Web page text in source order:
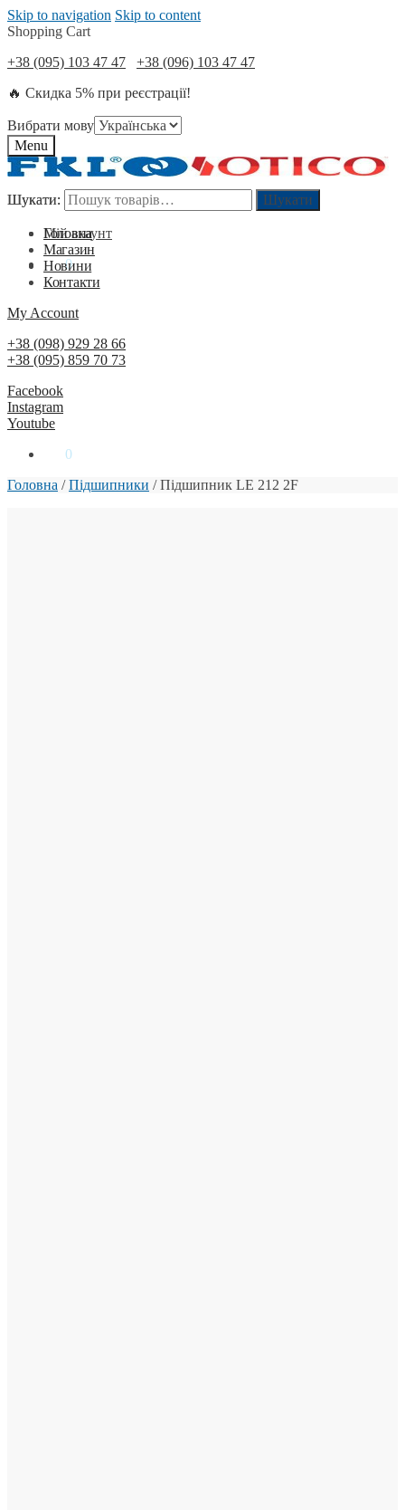
Skip to navigation Skip to content
Shopping Cart
+38 (095) 103 47 47
+38 (096) 103 47 47
🔥 Скидка 5% при реєстрації!
Вибрати мову
Menu
Шукати: Шукати
Мій акаунт
0₴ 0
Шукати: Шукати
Головна
Магазин
Новини
Контакти
My Account
+38 (098) 929 28 66
+38 (095) 859 70 73
Facebook
Instagram
Youtube
0
Головна /Підшипники /Підшипник LE 212 2F